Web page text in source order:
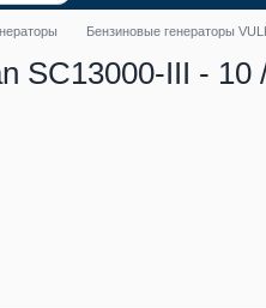
Бензиновые генераторы
SC13000-III - 10